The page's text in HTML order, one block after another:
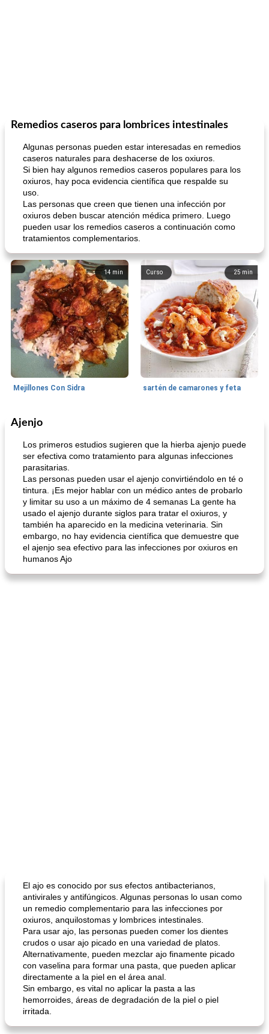
Remedios caseros para lombrices intestinales
Algunas personas pueden estar interesadas en remedios
caseros naturales para deshacerse de los oxiuros.
Si bien hay algunos remedios caseros populares para los
oxiuros, hay poca evidencia científica que respalde su
uso.
Las personas que creen que tienen una infección por
oxiuros deben buscar atención médica primero. Luego
pueden usar los remedios caseros a continuación como
tratamientos complementarios.
14 min
Mejillones Con Sidra
25 min
Curso
sartén de camarones y feta
Sopas, Guisos Y Chili
sopa de lentejas negras del chef john
Ajenjo
Los primeros estudios sugieren que la hierba ajenjo puede
ser efectiva como tratamiento para algunas infecciones
parasitarias.
Las personas pueden usar el ajenjo convirtiéndolo en té o
tintura. ¡Es mejor hablar con un médico antes de probarlo
y limitar su uso a un máximo de 4 semanas La gente ha
usado el ajenjo durante siglos para tratar el oxiuros, y
también ha aparecido en la medicina veterinaria. Sin
embargo, no hay evidencia científica que demuestre que
el ajenjo sea efectivo para las infecciones por oxiuros en
humanos Ajo
El ajo es conocido por sus efectos antibacterianos,
antivirales y antifúngicos. Algunas personas lo usan como
un remedio complementario para las infecciones por
oxiuros, anquilostomas y lombrices intestinales.
Para usar ajo, las personas pueden comer los dientes
crudos o usar ajo picado en una variedad de platos.
Alternativamente, pueden mezclar ajo finamente picado
con vaselina para formar una pasta, que pueden aplicar
directamente a la piel en el área anal.
Sin embargo, es vital no aplicar la pasta a las
hemorroides, áreas de degradación de la piel o piel
irritada.